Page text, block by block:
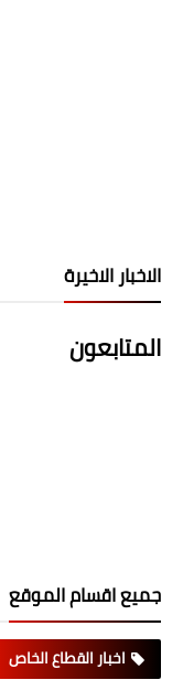
الاخبار الاخيرة
المتابعون
جميع اقسام الموقع
اخبار القطاع الخاص